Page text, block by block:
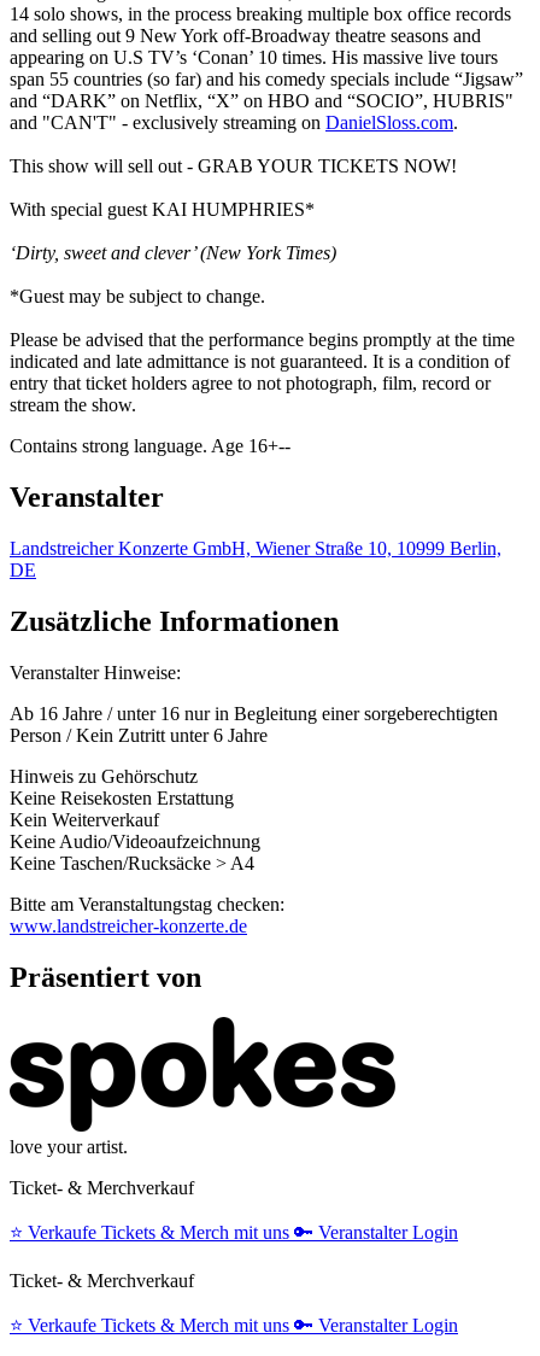
14 solo shows, in the process breaking multiple box office records
and selling out 9 New York off-Broadway theatre seasons and
appearing on U.S TV’s ‘Conan’ 10 times. His massive live tours
span 55 countries (so far) and his comedy specials include “Jigsaw”
and “DARK” on Netflix, “X” on HBO and “SOCIO”, HUBRIS"
and "CAN'T" - exclusively streaming on DanielSloss.com.
This show will sell out - GRAB YOUR TICKETS NOW!
With special guest KAI HUMPHRIES*
‘Dirty, sweet and clever’ (New York Times)
*Guest may be subject to change.
Please be advised that the performance begins promptly at the time
indicated and late admittance is not guaranteed. It is a condition of
entry that ticket holders agree to not photograph, film, record or
stream the show.
Contains strong language. Age 16+--
Veranstalter
Landstreicher Konzerte GmbH, Wiener Straße 10, 10999 Berlin,
DE
Zusätzliche Informationen
Veranstalter Hinweise:
Ab 16 Jahre / unter 16 nur in Begleitung einer sorgeberechtigten
Person / Kein Zutritt unter 6 Jahre
Hinweis zu Gehörschutz
Keine Reisekosten Erstattung
Kein Weiterverkauf
Keine Audio/Videoaufzeichnung
Keine Taschen/Rucksäcke > A4
Bitte am Veranstaltungstag checken:
www.landstreicher-konzerte.de
Präsentiert von
love your artist.
Ticket- & Merchverkauf
⭐️ Verkaufe Tickets & Merch mit uns 🔑 Veranstalter Login
Ticket- & Merchverkauf
⭐️ Verkaufe Tickets & Merch mit uns 🔑 Veranstalter Login